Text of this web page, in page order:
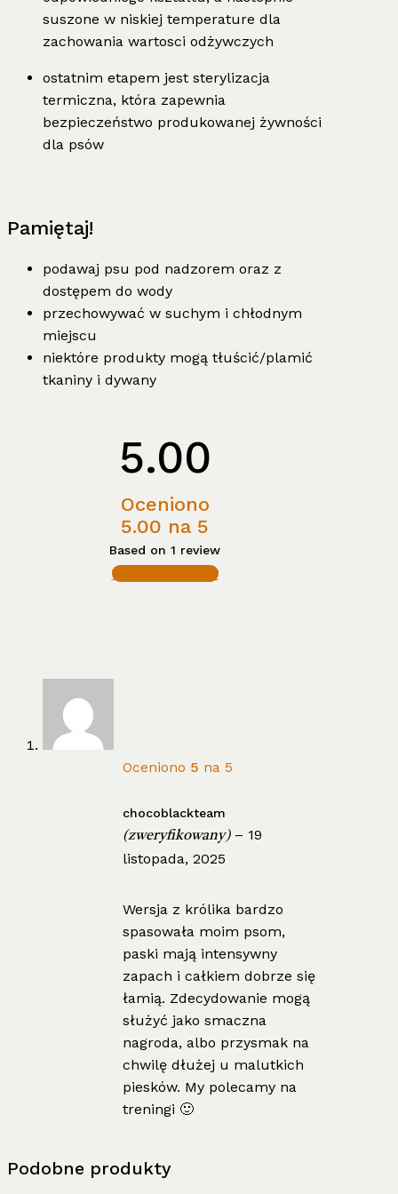
suszone w niskiej temperature dla
zachowania wartosci odżywczych
ostatnim etapem jest sterylizacja
termiczna, która zapewnia
bezpieczeństwo produkowanej żywności
dla psów
Pamiętaj!
podawaj psu pod nadzorem oraz z
dostępem do wody
przechowywać w suchym i chłodnym
miejscu
niektóre produkty mogą tłuścić/plamić
tkaniny i dywany
5.00
Oceniono
5.00 na 5
Based on 1 review
Write a Review
Oceniono 5 na 5
chocoblackteam
(zweryfikowany) – 19
listopada, 2025
Wersja z królika bardzo
spasowała moim psom,
paski mają intensywny
zapach i całkiem dobrze się
łamią. Zdecydowanie mogą
służyć jako smaczna
nagroda, albo przysmak na
chwilę dłużej u malutkich
piesków. My polecamy na
treningi 🙂
Podobne produkty